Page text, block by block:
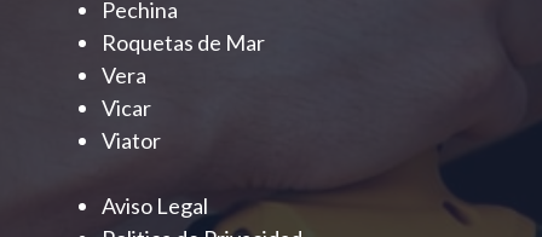
Pechina
Roquetas de Mar
Vera
Vicar
Viator
Aviso Legal